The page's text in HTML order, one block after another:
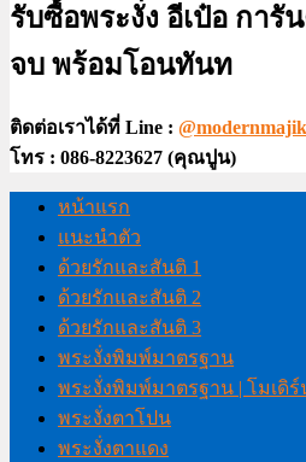
รับซื้อพระงั่ง อีเป๋อ การั
จบ พร้อมโอนทันท
ติดต่อเราได้ที่ Line : @modernmajik
โทร : 086-8223627 (คุณปูน)
หน้าแรก
แนะนำตัว
ด้วยรักและสันติ 1
ด้วยรักและสันติ 2
ด้วยรักและสันติ 3
พระงั่งพิมพ์มาตรฐาน
พระงั่งพิมพ์มาตรฐาน | โมเดิร์
พระงั่งตาโปน
พระงั่งตาแดง